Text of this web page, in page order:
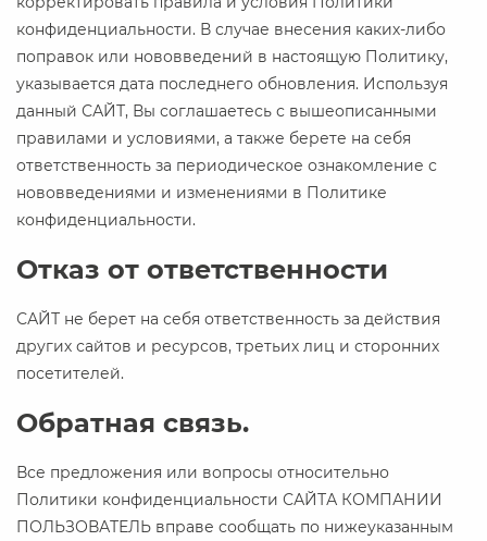
конфиденциальности. В случае внесения каких-либо
поправок или нововведений в настоящую Политику,
указывается дата последнего обновления. Используя
данный САЙТ, Вы соглашаетесь с вышеописанными
правилами и условиями, а также берете на себя
ответственность за периодическое ознакомление с
нововведениями и изменениями в Политике
конфиденциальности.
Отказ от ответственности
САЙТ не берет на себя ответственность за действия
других сайтов и ресурсов, третьих лиц и сторонних
посетителей.
Обратная связь.
Все предложения или вопросы относительно
Политики конфиденциальности САЙТА КОМПАНИИ
ПОЛЬЗОВАТЕЛЬ вправе сообщать по нижеуказанным